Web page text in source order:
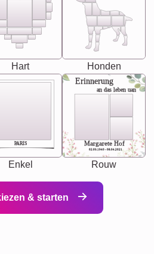
Hart Honden
PARIS
Enkel
Erinnerung
an das leben uan
Margarete Hof
02.05.1940 - 08.04.2021
Rouw
& starten